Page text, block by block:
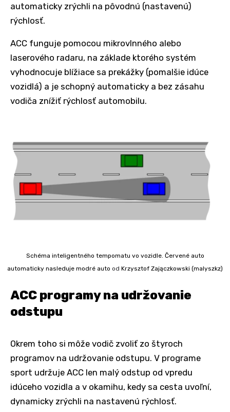
automaticky zrýchli na pôvodnú (nastavenú)
rýchlosť.
ACC funguje pomocou mikrovlnného alebo
laserového radaru, na základe ktorého systém
vyhodnocuje blížiace sa prekážky (pomalšie idúce
vozidlá) a je schopný automaticky a bez zásahu
vodiča znížiť rýchlosť automobilu.
Schéma inteligentného tempomatu vo vozidle. Červené auto
automaticky nasleduje modré auto od Krzysztof Zajączkowski (malyszkz)
ACC programy na udržovanie
odstupu
Okrem toho si môže vodič zvoliť zo štyroch
programov na udržovanie odstupu. V programe
sport udržuje ACC len malý odstup od vpredu
idúceho vozidla a v okamihu, kedy sa cesta uvoľní,
dynamicky zrýchli na nastavenú rýchlosť.